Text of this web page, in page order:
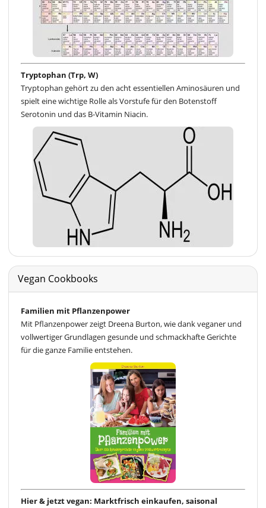
Tryptophan (Trp, W)
Tryptophan gehört zu den acht essentiellen Aminosäuren und
spielt eine wichtige Rolle als Vorstufe für den Botenstoff
Serotonin und das B-Vitamin Niacin.
Vegan Cookbooks
Familien mit Pflanzenpower
Mit Pflanzenpower zeigt Dreena Burton, wie dank veganer und
vollwertiger Grundlagen gesunde und schmackhafte Gerichte
für die ganze Familie entstehen.
Hier & jetzt vegan: Marktfrisch einkaufen, saisonal